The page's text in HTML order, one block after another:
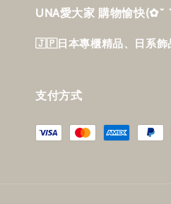
UNA愛大家 購物愉快‎(✿˘
🇯🇵日本專櫃精品、日系飾
支付方式